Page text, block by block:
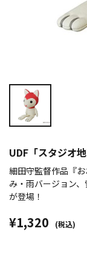
UDF「スタジオ
細田守監督作品『
み・雨バージョン
が登場！
¥1,320 (税込)